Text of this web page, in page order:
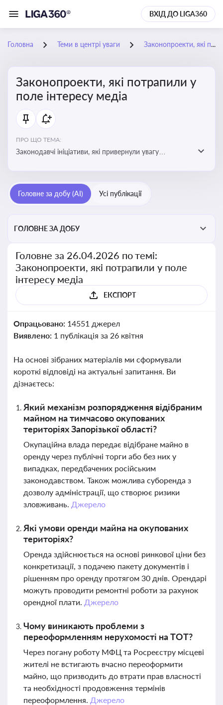
ВХІД ДО LIGA360
Головна Теми в центрі уваги Законопроекти, які потрапили у поле інтересу медіа
Законопроекти, які потрапили у
поле інтересу медіа
ПРО ЩО ТЕМА:
Законодавчі ініціативи, які привернули увагу
прийняття цих проектів пишуть в медіа. Які проекти
викликають найбільше критики
Головне за добу (AI) Усі публікації
ГОЛОВНЕ ЗА ДОБУ
Головне за 26.04.2026 по темі:
Законопроекти, які потрапили у поле
інтересу медіа
ЕКСПОРТ
Опрацьовано: 14551 джерел
Виявлено: 1 публікація за 26 квітня
На основі зібраних матеріалів ми сформували
короткі відповіді на актуальні запитання. Ви
дізнаєтесь:
Який механізм розпорядження відібраним
майном на тимчасово окупованих
територіях Запорізької області?
Окупаційна влада передає відібране майно в
оренду через публічні торги або без них у
випадках, передбачених російським
законодавством. Також можлива суборенда з
дозволу адміністрації, що створює ризики
зловживань. Джерело
Які умови оренди майна на окупованих
територіях?
Оренда здійснюється на основі ринкової ціни без
конкретизації, з подачею пакету документів і
рішенням про оренду протягом 30 днів. Орендарі
можуть проводити ремонтні роботи за рахунок
орендної плати. Джерело
Чому виникають проблеми з
переоформленням нерухомості на ТОТ?
Через погану роботу МФЦ та Росреєстру місцеві
жителі не встигають вчасно переоформити
майно, що призводить до втрати прав власності
та необхідності продовження термінів
переоформлення. Джерело